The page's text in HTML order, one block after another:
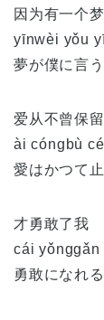
因为有一个
yīnwèi yǒu
夢が僕に言う
爱从不曾保留
ài cóngbù
愛はかつて
才勇敢了我
cái yǒnggǎn
勇敢になれ